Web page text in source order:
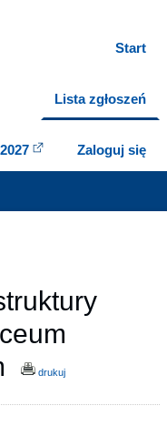
Start
Lista zgłoszeń
Zaloguj się
drukuj